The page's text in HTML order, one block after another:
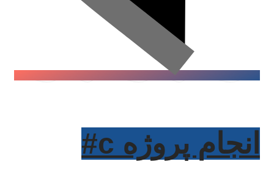
انجام پروژه c#